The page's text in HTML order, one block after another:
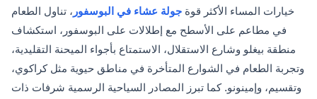
خيارات المساء الأكثر قوة جولة عشاء في البوسفور ، تناول الطعام
في مطاعم على الأسطح مع إطلالات على البوسفور، استكشاف
منطقة بيغلو وشارع الاستقلال، الاستمتاع بأجواء الميحنة التقليدية،
وتجربة الطعام في الشوارع المتأخرة في مناطق حيوية مثل كراكوي،
وتقسيم، وإمينونو. كما تبرز المصادر السياحية الرسمية شرفات ذات